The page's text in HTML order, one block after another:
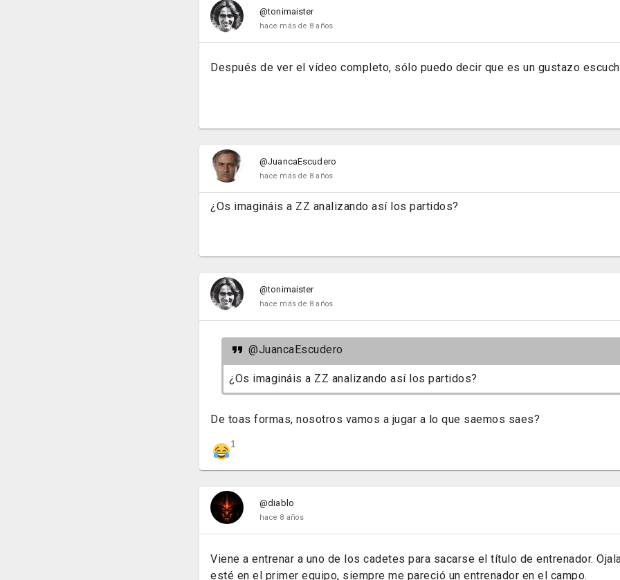
@tonimaister
hace más de 8 años
Después de ver el vídeo completo, sólo puedo decir que es un gustazo
@JuancaEscudero
hace más de 8 años
¿Os imagináis a ZZ analizando así los partidos?
@tonimaister
hace más de 8 años
@JuancaEscudero
¿Os imagináis a ZZ analizando así los partidos?
De toas formas, nosotros vamos a jugar a lo que saemos saes?
1
@diablo
hace 8 años
Viene a entrenar a uno de los cadetes para sacarse el título de entrenador.
esté en el primer equipo, siempre me pareció un entrenador en el campo.